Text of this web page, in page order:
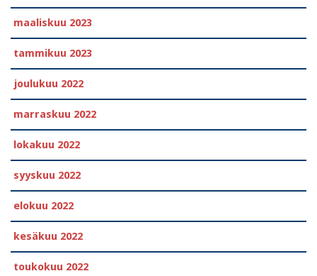
maaliskuu 2023
tammikuu 2023
joulukuu 2022
marraskuu 2022
lokakuu 2022
syyskuu 2022
elokuu 2022
kesäkuu 2022
toukokuu 2022